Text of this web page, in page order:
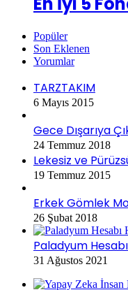
Popüler
Son Eklenen
Yorumlar
TARZTAKIM
6 Mayıs 2015
Gece Dışarıya
24 Temmuz 2018
Lekesiz ve
19 Temmuz 2015
Erkek Gömlek
26 Şubat 2018
Paladyum
31 Ağustos 2021